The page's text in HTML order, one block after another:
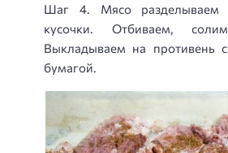
Шаг 4. Мясо разделываем
кусочки. Отбиваем,
Выкладываем на противень
бумагой.